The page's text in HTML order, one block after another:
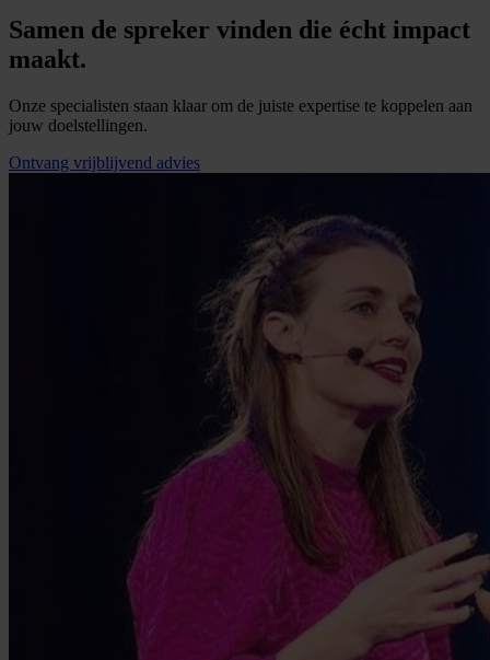
Samen de spreker vinden die écht impact
maakt.
Onze specialisten staan klaar om de juiste expertise te koppelen aan
jouw doelstellingen.
Ontvang vrijblijvend advies